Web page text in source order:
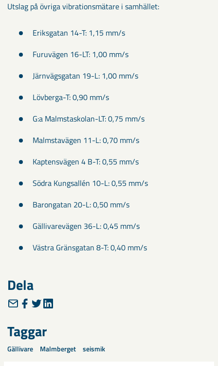
Utslag på övriga vibrationsmätare i samhället:
Eriksgatan 14-T: 1,15 mm/s
Furuvägen 16-LT: 1,00 mm/s
Järnvägsgatan 19-L: 1,00 mm/s
Lövberga-T: 0,90 mm/s
G:a Malmstaskolan-LT: 0,75 mm/s
Malmstavägen 11-L: 0,70 mm/s
Kaptensvägen 4 B-T: 0,55 mm/s
Södra Kungsallén 10-L: 0,55 mm/s
Barongatan 20-L: 0,50 mm/s
Gällivarevägen 36-L: 0,45 mm/s
Västra Gränsgatan 8-T: 0,40 mm/s
Dela
Taggar
Gällivare Malmberget seismik